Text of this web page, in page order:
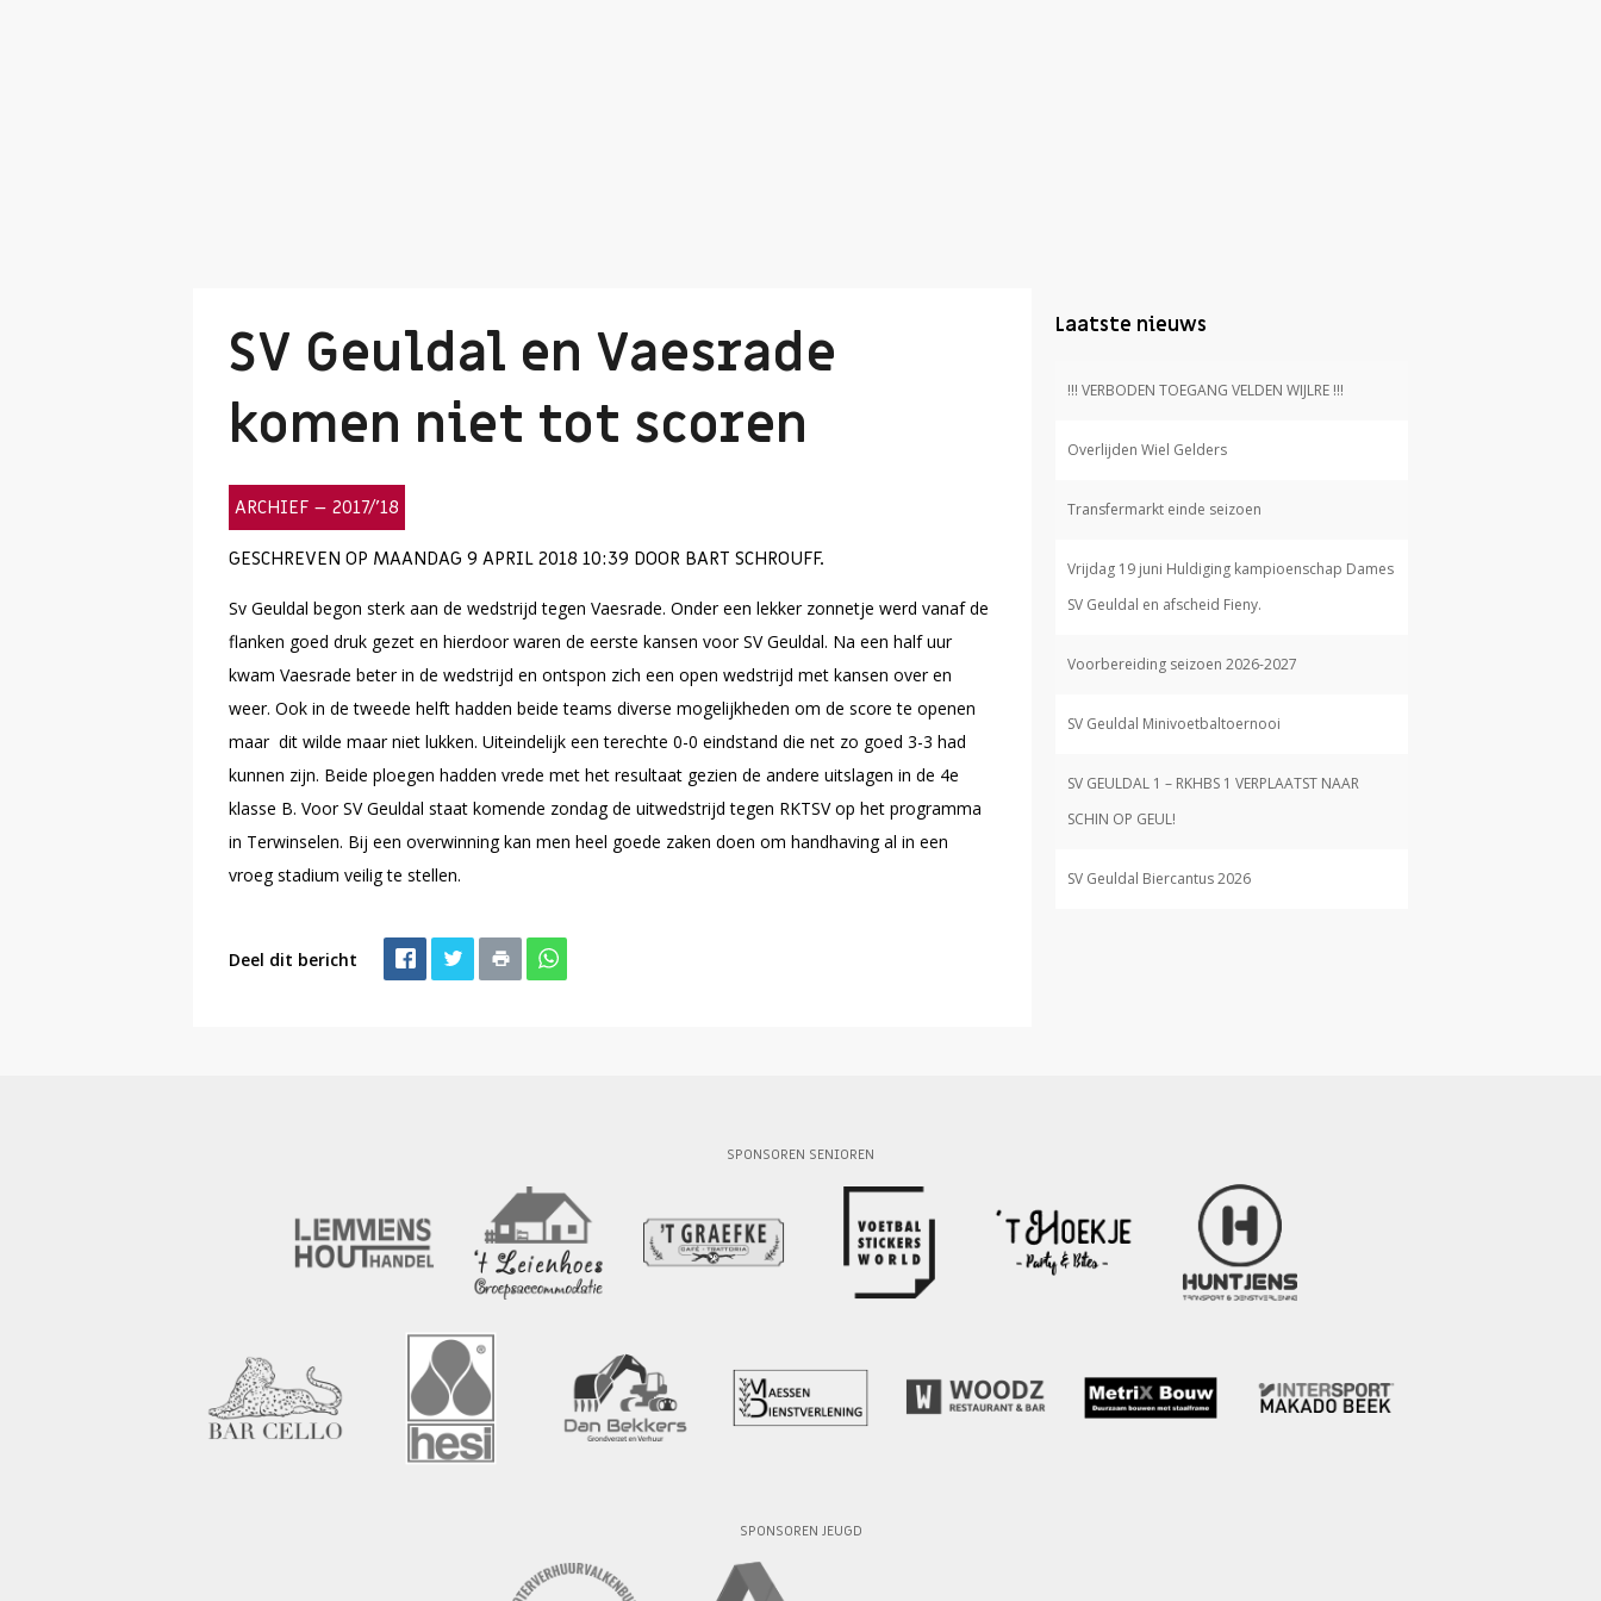
SV Geuldal en Vaesrade
komen niet tot scoren
ARCHIEF – 2017/’18
GESCHREVEN OP MAANDAG 9 APRIL 2018 10:39 DOOR BART SCHROUFF.
Sv Geuldal begon sterk aan de wedstrijd tegen Vaesrade. Onder een lekker zonnetje werd vanaf de
flanken goed druk gezet en hierdoor waren de eerste kansen voor SV Geuldal. Na een half uur
kwam Vaesrade beter in de wedstrijd en ontspon zich een open wedstrijd met kansen over en
weer. Ook in de tweede helft hadden beide teams diverse mogelijkheden om de score te openen
maar dit wilde maar niet lukken. Uiteindelijk een terechte 0-0 eindstand die net zo goed 3-3 had
kunnen zijn. Beide ploegen hadden vrede met het resultaat gezien de andere uitslagen in de 4e
klasse B. Voor SV Geuldal staat komende zondag de uitwedstrijd tegen RKTSV op het programma
in Terwinselen. Bij een overwinning kan men heel goede zaken doen om handhaving al in een
vroeg stadium veilig te stellen.
Deel dit bericht
Laatste nieuws
!!! VERBODEN TOEGANG VELDEN WIJLRE !!!
Overlijden Wiel Gelders
Transfermarkt einde seizoen
Vrijdag 19 juni Huldiging kampioenschap Dames
SV Geuldal en afscheid Fieny.
Voorbereiding seizoen 2026-2027
SV Geuldal Minivoetbaltoernooi
SV GEULDAL 1 – RKHBS 1 VERPLAATST NAAR
SCHIN OP GEUL!
SV Geuldal Biercantus 2026
SPONSOREN SENIOREN
SPONSOREN JEUGD